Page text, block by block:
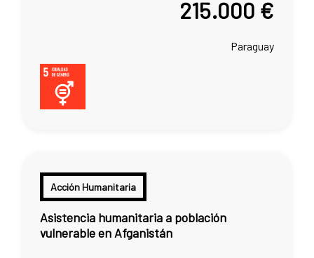
215.000 €
Paraguay
Acción Humanitaria
Asistencia humanitaria a población
vulnerable en Afganistán